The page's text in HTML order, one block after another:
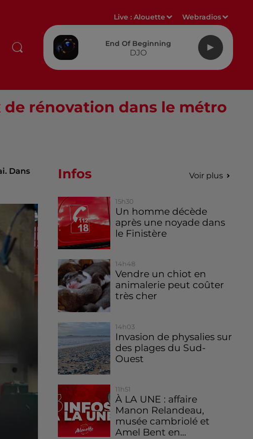
Live :Alouette Webradios
End Of Beginning
DJO
rénovation dans le métro
Dans
Infos Voir plus
15h30
Un homme décède
après une noyade dans
le Finistère
14h48
Vendre un chiot en
animalerie peut coûter
très cher
14h03
Invasion de physalies sur
des plages du Sud-
Ouest
11h51
À LA UNE : affaire
Manon Relandeau,
musée cambriolé et
Amel Bent en...